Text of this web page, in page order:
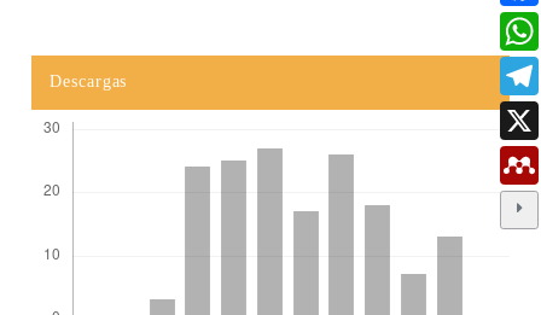
Descargas